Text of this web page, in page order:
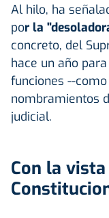
Al hilo, ha
por la
concreto, del
hace un año
funciones --
nombramientos
judicial.
Con la